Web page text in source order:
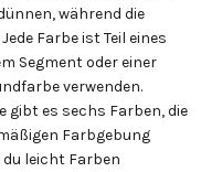
während die
Farbe ist Teil eines
Segment oder einer
verwenden.
gibt es sechs Farben, die
Farbgebung
leicht Farben